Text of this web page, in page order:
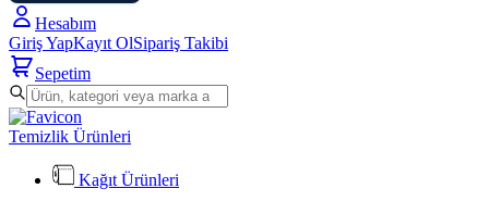
Hesabım
Giriş YapKayıt OlSipariş Takibi
Sepetim
Temizlik Ürünleri
Kağıt Ürünleri